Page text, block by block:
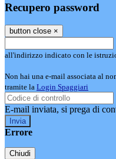
Recupero password
button close ×
all'indirizzo indicato con le
Non hai una e-mail associata al
tramite la Login Spaggiari
E-mail inviata, si prega di
Errore
Chiudi